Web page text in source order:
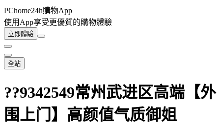
PChome24h購物App
使用App享受更優質的購物體驗
立即體驗
全站
??9342549常州武进区高端【外
围上门】高颜值气质御姐